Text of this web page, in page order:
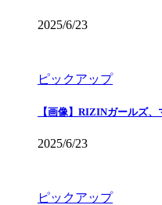
2025/6/23
ピックアップ
【画像】RIZINガールズ
2025/6/23
ピックアップ